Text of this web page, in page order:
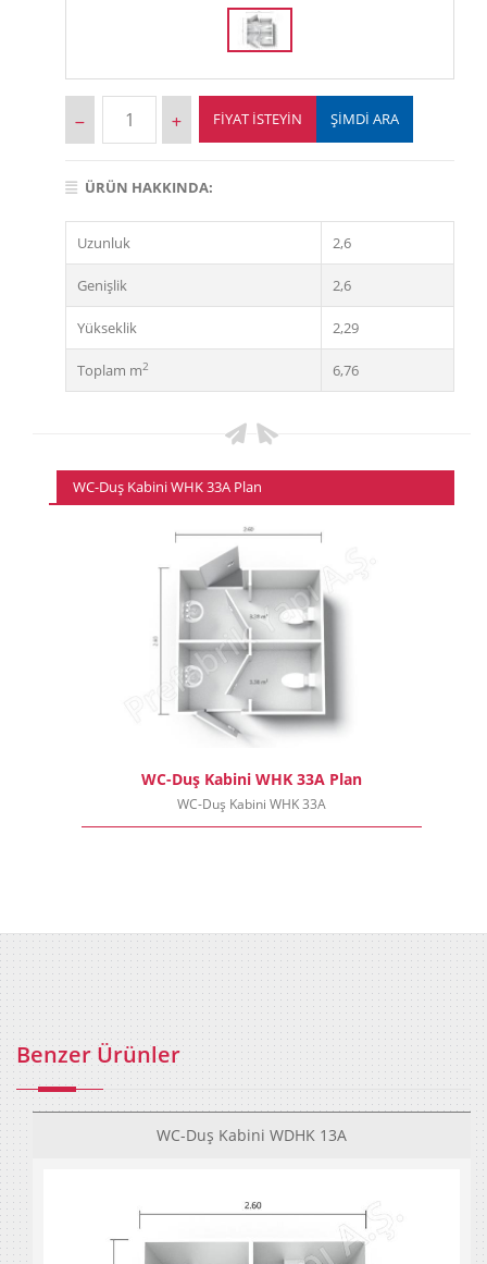
FIYAT İSTEYIN ŞİMDİ ARA
ÜRÜN HAKKINDA:
Uzunluk 2,6
Genişlik 2,6
Yükseklik 2,29
Toplam m2 6,76
WC-Duş Kabini WHK 33A Plan
WC-Duş Kabini WHK 33A Plan
WC-Duş Kabini WHK 33A
Benzer Ürünler
WC-Duş Kabini WDHK 13A